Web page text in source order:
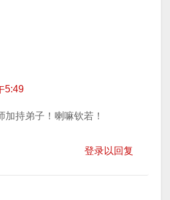
5:49
持弟子！喇嘛钦若！
登录以回复